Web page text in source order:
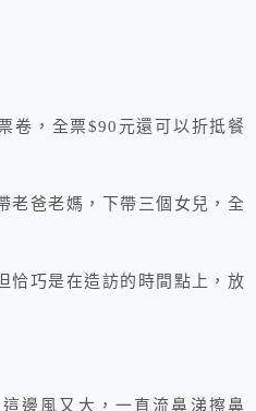
卷，全票$90元還可以折抵餐
老爸老媽，下帶三個女兒，全
恰巧是在造訪的時間點上，放
邊風又大，一直流鼻涕擦鼻